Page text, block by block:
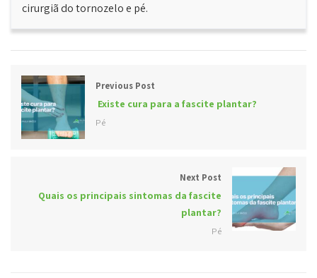
cirurgiã do tornozelo e pé.
Previous Post
Existe cura para a fascite plantar?
Pé
Next Post
Quais os principais sintomas da fascite
plantar?
Pé